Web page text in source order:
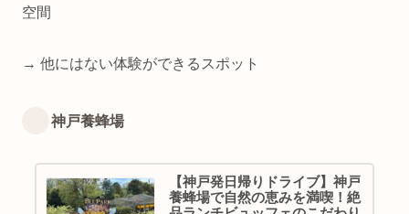
空間
→ 他にはない体験ができるスポット
神戸養蜂場
【神戸発日帰りドライブ】神戸
養蜂場で自然の恵みを満喫！絶